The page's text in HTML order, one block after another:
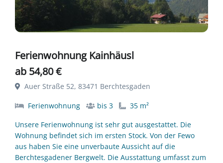
Ferienwohnung Kainhäusl
ab 54,80 €
Auer Straße 52, 83471 Berchtesgaden
Ferienwohnung bis 3
35 m²
Unsere Ferienwohnung ist sehr gut ausgestattet. Die
Wohnung befindet sich im ersten Stock. Von der Fewo
aus haben Sie eine unverbaute Aussicht auf die
Berchtesgadener Bergwelt. Die Ausstattung umfasst zum